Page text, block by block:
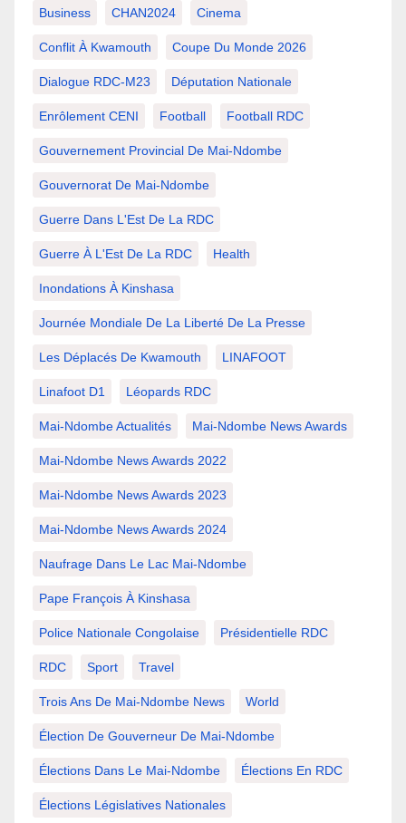
Business CHAN2024 Cinema
Conflit À Kwamouth Coupe Du Monde 2026
Dialogue RDC-M23 Députation Nationale
Enrôlement CENI Football Football RDC
Gouvernement Provincial De Mai-Ndombe
Gouvernorat De Mai-Ndombe
Guerre Dans L'Est De La RDC
Guerre À L'Est De La RDC Health
Inondations À Kinshasa
Journée Mondiale De La Liberté De La Presse
Les Déplacés De Kwamouth LINAFOOT
Linafoot D1 Léopards RDC
Mai-Ndombe Actualités Mai-Ndombe News Awards
Mai-Ndombe News Awards 2022
Mai-Ndombe News Awards 2023
Mai-Ndombe News Awards 2024
Naufrage Dans Le Lac Mai-Ndombe
Pape François À Kinshasa
Police Nationale Congolaise Présidentielle RDC
RDC Sport Travel
Trois Ans De Mai-Ndombe News World
Élection De Gouverneur De Mai-Ndombe
Élections Dans Le Mai-Ndombe Élections En RDC
Élections Législatives Nationales